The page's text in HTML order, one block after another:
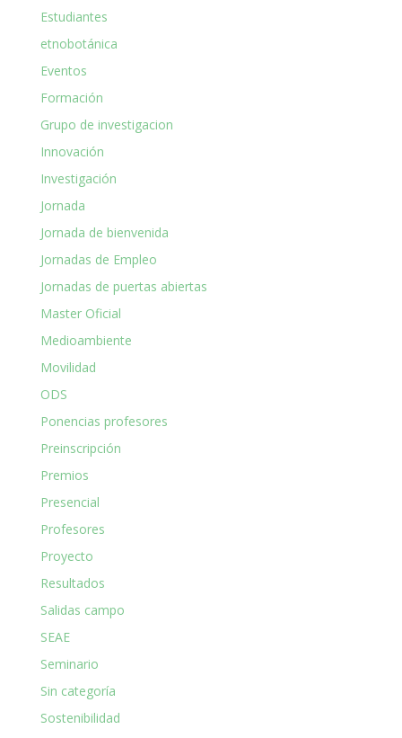
Estudiantes
etnobotánica
Eventos
Formación
Grupo de investigacion
Innovación
Investigación
Jornada
Jornada de bienvenida
Jornadas de Empleo
Jornadas de puertas abiertas
Master Oficial
Medioambiente
Movilidad
ODS
Ponencias profesores
Preinscripción
Premios
Presencial
Profesores
Proyecto
Resultados
Salidas campo
SEAE
Seminario
Sin categoría
Sostenibilidad